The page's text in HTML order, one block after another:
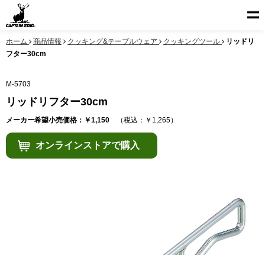
ホーム 商品情報 クッキング&テーブルウェア クッキングツール
リッドリ
フター30cm
M-5703
リッドリフター30cm
メーカー希望小売価格：￥1,150 （税込：￥1,265）
オンラインストアで購入